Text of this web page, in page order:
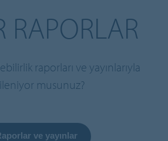
RAPORLAR
raporları ve yayınlarıyla
musunuz?
ve yayınlar